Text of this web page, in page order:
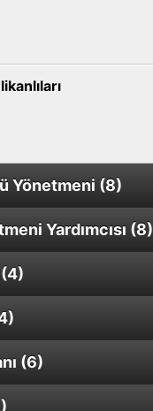
Yönetmeni (8)
2. Sezon
Yardımcısı (8)
2. Sezon
/ İyi Uçuşlar
(6)
Günü